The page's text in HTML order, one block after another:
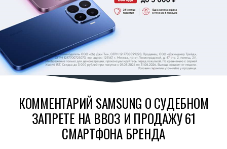
КОММЕНТАРИЙ SAMSUNG О СУДЕБНОМ
ЗАПРЕТЕ НА ВВОЗ И ПРОДАЖУ 61
СМАРТФОНА БРЕНДА